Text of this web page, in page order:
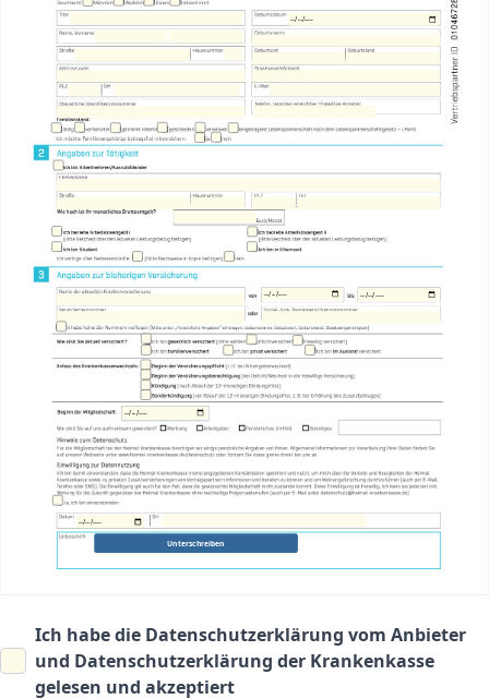
Unterschreiben
Ich habe die Datenschutzerklärung vom Anbieter
und Datenschutzerklärung der Krankenkasse
gelesen und akzeptiert